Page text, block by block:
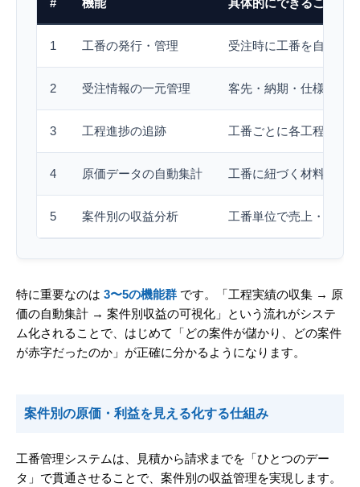
# 機能 具体的にできること
1 工番の発行・管理 受注時に工番を自動発
2 受注情報の一元管理 客先・納期・仕様・金
3 工程進捗の追跡 工番ごとに各工程の開
4 原価データの自動集計 工番に紐づく材料費・
5 案件別の収益分析 工番単位で売上・原価
特に重要なのは 3〜5の機能群 です。「工程実績の収集 → 原
価の自動集計 → 案件別収益の可視化」という流れがシステ
ム化されることで、はじめて「どの案件が儲かり、どの案件
が赤字だったのか」が正確に分かるようになります。
案件別の原価・利益を見える化する仕組み
工番管理システムは、見積から請求までを「ひとつのデー
タ」で貫通させることで、案件別の収益管理を実現します。